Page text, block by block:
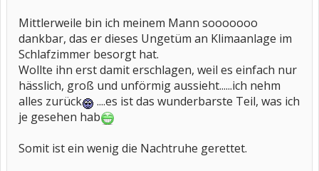
Mittlerweile bin ich meinem Mann sooooooo
dankbar, das er dieses Ungetüm an Klimaanlage im
Schlafzimmer besorgt hat.
Wollte ihn erst damit erschlagen, weil es einfach nur
hässlich, groß und unförmig aussieht......ich nehm
alles zurück
....es ist das wunderbarste Teil, was ich
je gesehen hab
Somit ist ein wenig die Nachtruhe gerettet.